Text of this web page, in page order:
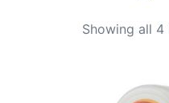
Showing all 4